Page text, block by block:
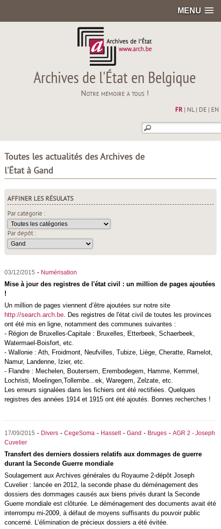
MENU
Archives de l'État en Belgique
Notre mémoire à tous !
FR| NL| DE EN
Toutes les actualités des Archives de
l'État à Gand
AFFINER LES RÉSULATS
Par catégorie :
Par dépôt :
03/12/2015 - Numérisation
Mise à jour des registres de l'état civil : un million de pages ajoutées
!
Un million de pages viennent d’être ajoutées sur notre site
http://search.arch.be. Des registres de l'état civil de toutes les provinces
ont été mis en ligne, notamment des communes suivantes :
- Région de Bruxelles-Capitale : Bruxelles, Etterbeek, Schaerbeek,
Watermael-Boisfort, etc.
- Wallonie : Ath, Froidmont, Neufvilles, Tubize, Liège, Cheratte, Ramelot,
Namur, Landenne, Izier, etc.
- Flandre : Mechelen, Boutersem, Erembodegem, Hamme, Kemmel,
Lochristi, Moelingen,Tollembe...ek, Waregem, Zelzate, etc.
Les erreurs signalées dans les fichiers ont été rectifiées. Quelques
registres des années 1914 et 1915 ont été ajoutés. Bonnes recherches !
17/09/2015 - Divers- CegeSoma - Hasselt- Gand - Bruges- AGR 2 - Joseph
Cuvelier
Transfert des derniers dossiers relatifs aux dommages de guerre
durant la Seconde Guerre mondiale
Soulagement aux Archives générales du Royaume 2-dépôt Joseph
Cuvelier : lancée en 2012, la seconde phase du déménagement des
dossiers des dommages causés aux biens privés durant la Seconde
Guerre mondiale est clôturée. Le déménagement des documents avait été
interrompu mi-2009, à défaut de moyens suffisants du pouvoir public
concerné. L’élimination de précieux dossiers a été évitée.